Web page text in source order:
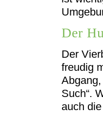
Der
Der
freudig
Such“.
auch